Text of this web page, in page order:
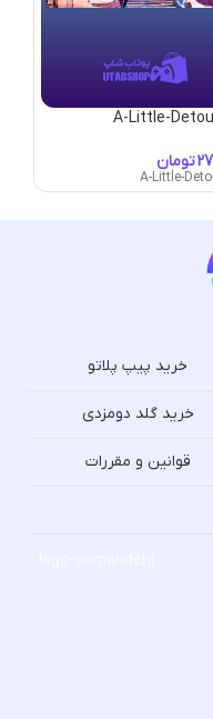
تومان
خرید پیپ پلاتو
خرید گلد دومزدی
قوانین و مقررات